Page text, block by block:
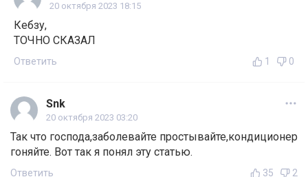
20 октября 2023 18:15
Кебзу,
ТОЧНО СКАЗАЛ
Ответить 1 0
Snk
20 октября 2023 03:20
Так что господа,заболевайте простывайте,кондиционер
гоняйте. Вот так я понял эту статью.
Ответить 35 2